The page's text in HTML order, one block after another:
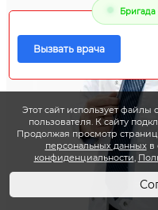
Этот сайт использует
пользователя. К сайту
Продолжая просмотр
персональных данныхв
конфиденциальности,
Бригада
Вызвать врача